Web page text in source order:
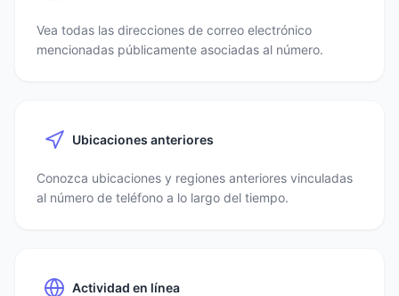
Vea todas las direcciones de correo electrónico
mencionadas públicamente asociadas al número.
Ubicaciones anteriores
Conozca ubicaciones y regiones anteriores vinculadas
al número de teléfono a lo largo del tiempo.
Actividad en línea